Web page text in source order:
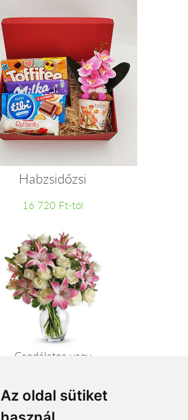
Az oldal sütiket
Habzsidőzsi
16 720 Ft-tól
Csodálatos vagy